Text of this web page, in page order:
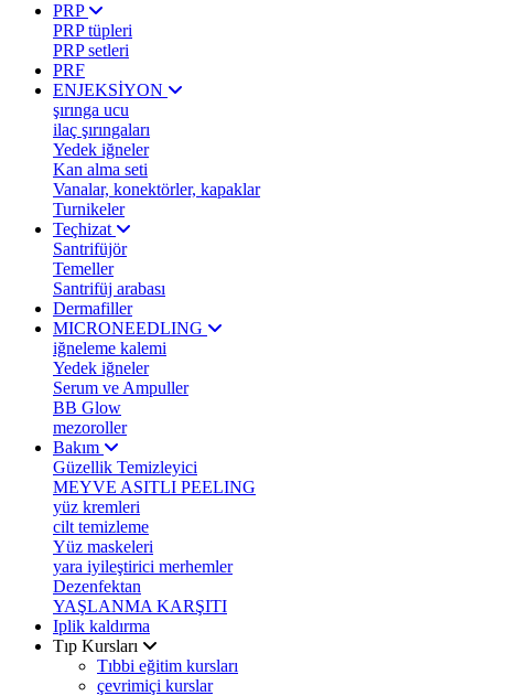
PRP
PRP tüpleri
PRP setleri
PRF
ENJEKSİYON
şırınga ucu
ilaç şırıngaları
Yedek iğneler
Kan alma seti
Vanalar, konektörler, kapaklar
Turnikeler
Teçhizat
Santrifüjör
Temeller
Santrifüj arabası
Dermafiller
MICRONEEDLING
iğneleme kalemi
Yedek iğneler
Serum ve Ampuller
BB Glow
mezoroller
Bakım
Güzellik Temizleyici
MEYVE ASITLI PEELING
yüz kremleri
cilt temizleme
Yüz maskeleri
yara iyileştirici merhemler
Dezenfektan
YAŞLANMA KARŞITI
Iplik kaldırma
Tıp Kursları
Tıbbi eğitim kursları
çevrimiçi kurslar